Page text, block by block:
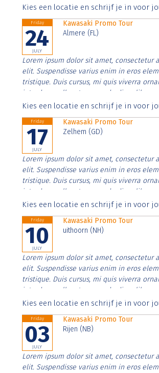
Aenean faucibus nibh et justo cursus id
Kies een locatie en schrijf je in voor
Friday
24
JULY
Kawasaki Promo Tour
Almere (FL)
Lorem ipsum dolor sit amet, consectetur
elit. Suspendisse varius enim in eros
tristique. Duis cursus, mi quis viverra
interdum nulla, ut commodo diam libero
Aenean faucibus nibh et justo cursus id
Kies een locatie en schrijf je in voor
Friday
17
JULY
Kawasaki Promo Tour
Zelhem (GD)
Lorem ipsum dolor sit amet, consectetur
elit. Suspendisse varius enim in eros
tristique. Duis cursus, mi quis viverra
interdum nulla, ut commodo diam libero
Aenean faucibus nibh et justo cursus id
Kies een locatie en schrijf je in voor
Friday
10
JULY
Kawasaki Promo Tour
uithoorn (NH)
Lorem ipsum dolor sit amet, consectetur
elit. Suspendisse varius enim in eros
tristique. Duis cursus, mi quis viverra
interdum nulla, ut commodo diam libero
Aenean faucibus nibh et justo cursus id
Kies een locatie en schrijf je in voor
Friday
03
JULY
Kawasaki Promo Tour
Rijen (NB)
Lorem ipsum dolor sit amet, consectetur
elit. Suspendisse varius enim in eros